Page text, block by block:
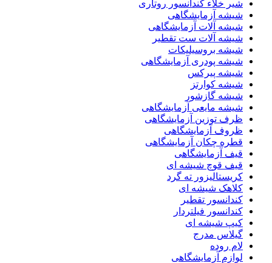
شیر خلاء کندانسور روتاری
شیشه آزمایشگاهی
شیشه آلات آزمایشگاهی
شیشه آلات ست تقطیر
شیشه بروسیلیکات
شیشه پودری آزمایشگاهی
شیشه پیرکس
شیشه کوارتز
شیشه گازشور
شیشه مایعی آزمایشگاهی
ظرف توزین آزمایشگاهی
ظروف آزمایشگاهی
قطره چکان آزمایشگاهی
قیف آزمایشگاهی
قیف قوچ شیشه ای
کریستالیزور ته گرد
کلاهک شیشه ای
کندانسور تقطیر
کندانسور فیلتردار
کیپ شیشه ای
گیلاس مدرج
لام روده
لوازم آزمایشگاهی